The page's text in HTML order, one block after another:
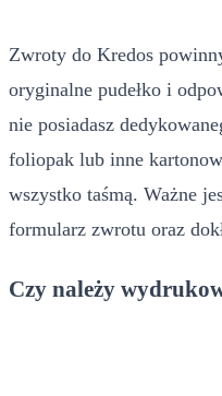
Zwroty do Kredos
oryginalne pudełko i
nie posiadasz
foliopak lub inne
wszystko taśmą. Ważne
formularz zwrotu oraz
Czy należy